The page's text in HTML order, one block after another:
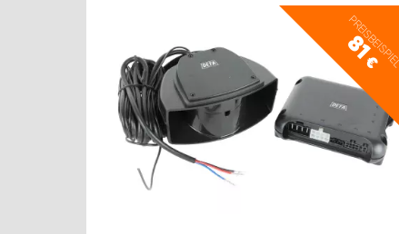
PREISBEISPIEL
81
€